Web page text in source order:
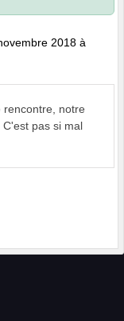
2018 à
rencontre, notre
pas si mal